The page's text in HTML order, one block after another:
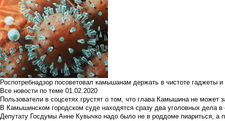
Роспотребнадзор посоветовал камышанам держать в чистоте гаджеты
Все новости по теме 01.02.2020
Пользователи в соцсетях грустят о том, что глава Камышина не может
В Камышинском городском суде находятся сразу два уголовных дела
Депутату Госдумы Анне Кувычко надо было не в роддоме пиариться, а